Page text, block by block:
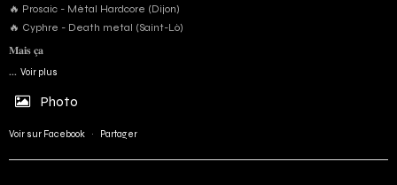
🔥 Prosaic - Métal Hardcore (Dijon)
🔥 Cyphre - Death metal (Saint-Lô)
𝐌𝐚𝐢𝐬 𝐜̧𝐚
... Voir plus
Photo
Voir sur Facebook · Partager